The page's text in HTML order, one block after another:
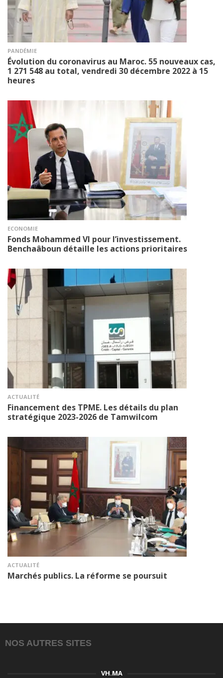
PANDÉMIE
Évolution du coronavirus au Maroc. 55 nouveaux cas,
1 271 548 au total, vendredi 30 décembre 2022 à 15
heures
ECONOMIE
Fonds Mohammed VI pour l’investissement.
Benchaâboun détaille les actions prioritaires
ACTUALITÉ
Financement des TPME. Les détails du plan
stratégique 2023-2026 de Tamwilcom
ACTUALITÉ
Marchés publics. La réforme se poursuit
NOS AUTRES SITES
VH.MA